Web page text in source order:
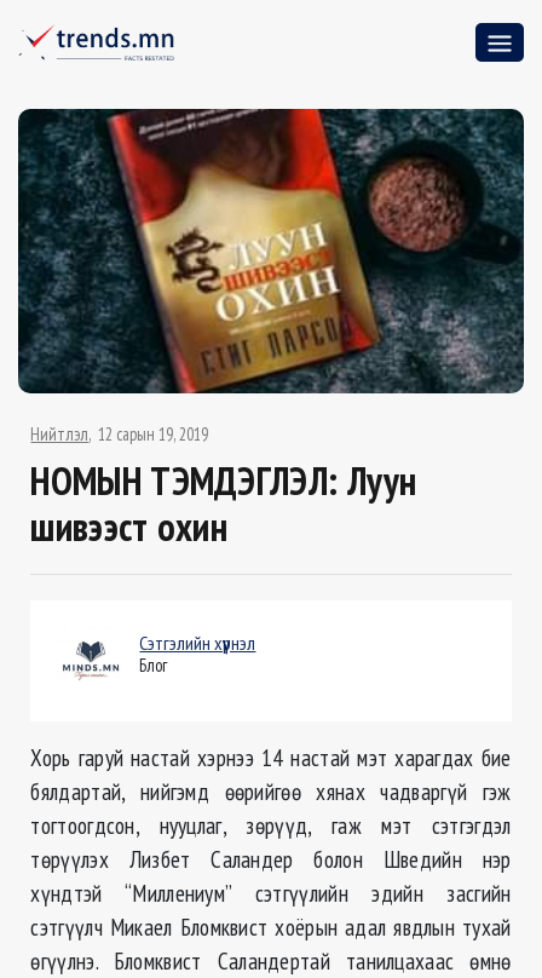
Нийтлэл 12 сарын 19, 2019
НОМЫН ТЭМДЭГЛЭЛ: Луун
шивээст охин
Сэтгэлийн хүүрнэл
Блог
Хорь гаруй настай хэрнээ 14 настай мэт харагдах бие
бялдартай, нийгэмд өөрийгөө хянах чадваргүй гэж
тогтоогдсон, нууцлаг, зөрүүд, гаж мэт сэтгэгдэл
төрүүлэх Лизбет Саландер болон Шведийн нэр
хүндтэй “Миллениум” сэтгүүлийн эдийн засгийн
сэтгүүлч Микаел Бломквист хоёрын адал явдлын тухай
өгүүлнэ. Бломквист Саландертай танилцахаас өмнө